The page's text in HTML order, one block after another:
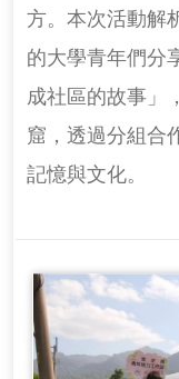
方。本次活動解
的大學青年們分
成社區的故事」
窟，透過分組合
記憶與文化。